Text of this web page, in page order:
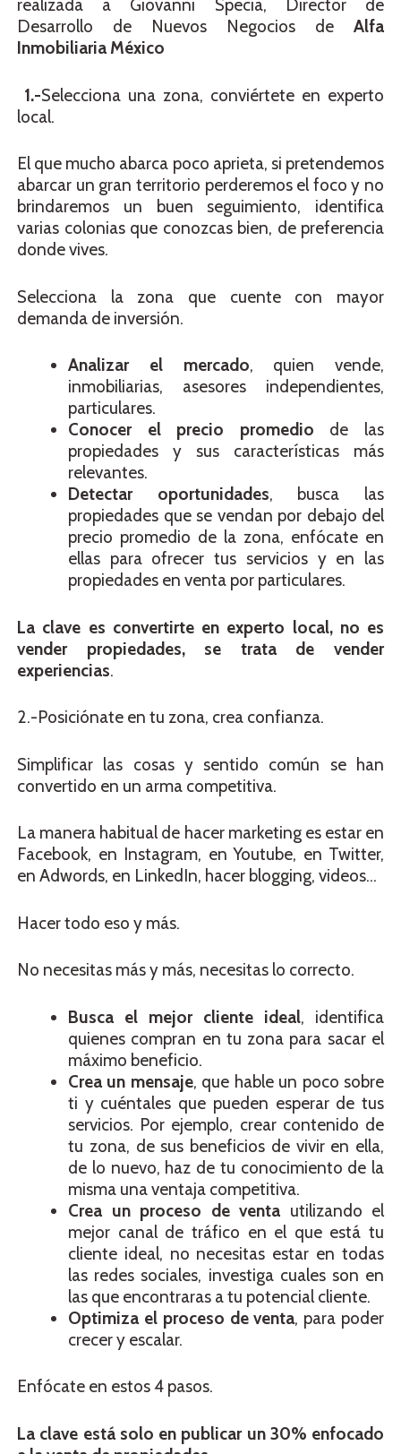
realizada a Giovanni Specia, Director de
Desarrollo de Nuevos Negocios de Alfa
Inmobiliaria México
1.-Selecciona una zona, conviértete en experto
local.
El que mucho abarca poco aprieta, si pretendemos
abarcar un gran territorio perderemos el foco y no
brindaremos un buen seguimiento, identifica
varias colonias que conozcas bien, de preferencia
donde vives.
Selecciona la zona que cuente con mayor
demanda de inversión.
Analizar el mercado, quien vende,
inmobiliarias, asesores independientes,
particulares.
Conocer el precio promedio de las
propiedades y sus características más
relevantes.
Detectar oportunidades, busca las
propiedades que se vendan por debajo del
precio promedio de la zona, enfócate en
ellas para ofrecer tus servicios y en las
propiedades en venta por particulares.
La clave es convertirte en experto local, no es
vender propiedades, se trata de vender
experiencias.
2.-Posiciónate en tu zona, crea confianza.
Simplificar las cosas y sentido común se han
convertido en un arma competitiva.
La manera habitual de hacer marketing es estar en
Facebook, en Instagram, en Youtube, en Twitter,
en Adwords, en LinkedIn, hacer blogging, videos…
Hacer todo eso y más.
No necesitas más y más, necesitas lo correcto.
Busca el mejor cliente ideal, identifica
quienes compran en tu zona para sacar el
máximo beneficio.
Crea un mensaje, que hable un poco sobre
ti y cuéntales que pueden esperar de tus
servicios. Por ejemplo, crear contenido de
tu zona, de sus beneficios de vivir en ella,
de lo nuevo, haz de tu conocimiento de la
misma una ventaja competitiva.
Crea un proceso de venta utilizando el
mejor canal de tráfico en el que está tu
cliente ideal, no necesitas estar en todas
las redes sociales, investiga cuales son en
las que encontraras a tu potencial cliente.
Optimiza el proceso de venta, para poder
crecer y escalar.
Enfócate en estos 4 pasos.
La clave está solo en publicar un 30% enfocado